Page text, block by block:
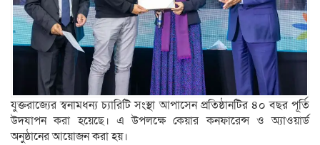
যুক্তরাজ্যের স্বনামধন্য চ্যারিটি সংস্থা আপাসেন প্ৰতিষ্ঠানটির ৪০ বছর পূর্তি
উদযাপন করা হয়েছে। এ উপলক্ষে কেয়ার কনফারেন্স ও অ্যাওয়ার্ড
অনুষ্ঠানের আয়োজন করা হয়।